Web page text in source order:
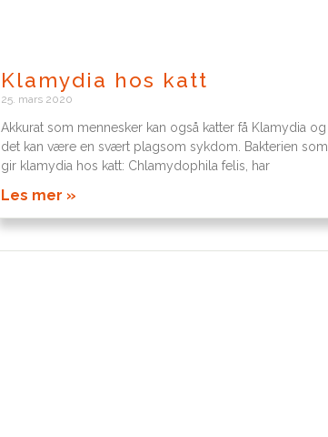
Klamydia hos katt
25. mars 2020
Akkurat som mennesker kan også katter få Klamydia og
det kan være en svært plagsom sykdom. Bakterien som
gir klamydia hos katt: Chlamydophila felis, har
Les mer »